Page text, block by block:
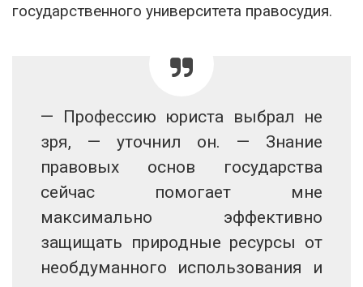
государственного университета правосудия.
— Профессию юриста выбрал не
зря, — уточнил он. — Знание
правовых основ государства
сейчас помогает мне
максимально эффективно
защищать природные ресурсы от
необдуманного использования и